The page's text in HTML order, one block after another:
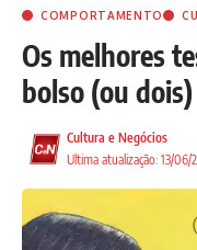
COMPORTAMENTO
Os melhores
bolso (ou dois)
Ultima atualização: 13/06/
Cultura e Negócios